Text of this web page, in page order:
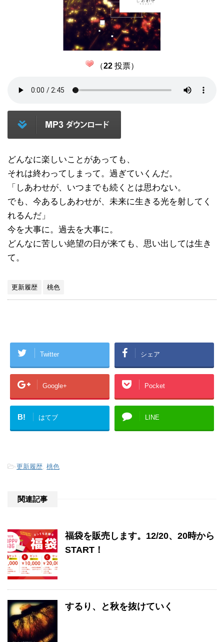
（22 投票）
どんなに楽しいことがあっても、
それは終わってしまって。過ぎていくんだ。
「しあわせが、いつまでも続くとは思わない。
でも、今あるしあわせが、未来に生きる光を射してく
れるんだ」
今を大事に。過去を大事に。
どんなに苦しい絶望の日が来ても、思い出しては生き
て。
更新履歴 桃色
Twitter シェア
Google+ Pocket
B! はてブ LINE
-更新履歴 桃色
関連記事
福袋を販売します。12/20、20時から
START！
するり、と秋を抜けていく